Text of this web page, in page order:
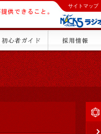
サイトマップ